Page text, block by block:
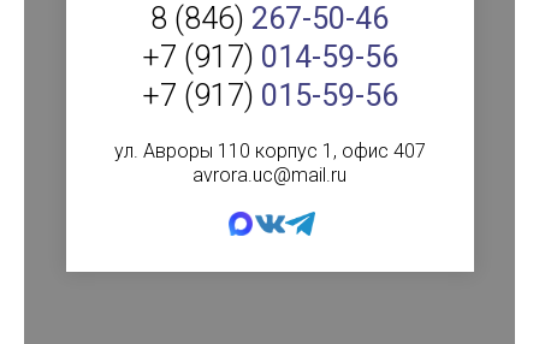
8 (846) 267-50-46
+7 (917) 014-59-56
+7 (917) 015-59-56
ул. Авроры 110 корпус 1, офис 407
avrora.uc@mail.ru